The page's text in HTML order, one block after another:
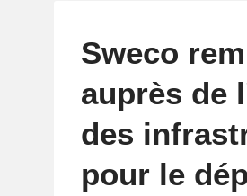
Sweco
auprès de
des
pour le